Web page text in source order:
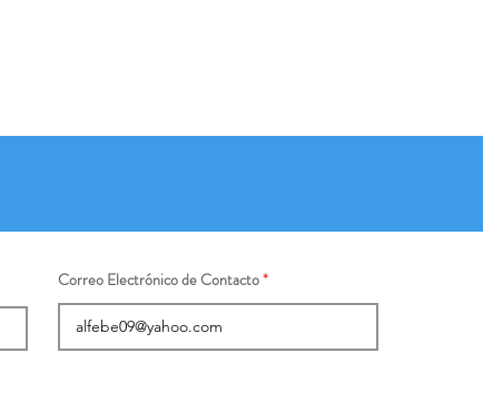
Correo Electrónico de Contacto